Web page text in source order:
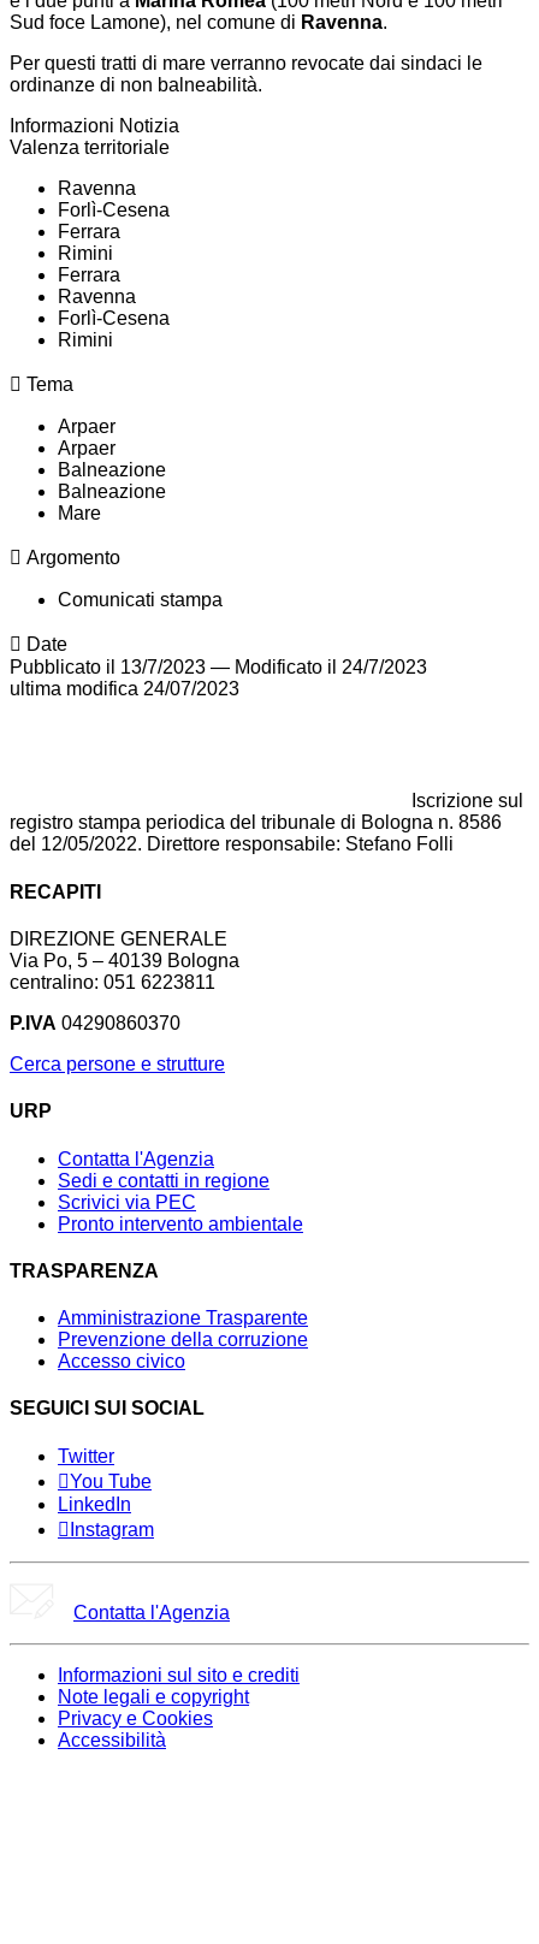
Sud foce Lamone), nel comune di Ravenna.
Per questi tratti di mare verranno revocate dai sindaci le
ordinanze di non balneabilità.
Informazioni Notizia
Valenza territoriale
Ravenna
Forlì-Cesena
Ferrara
Rimini
Ferrara
Ravenna
Forlì-Cesena
Rimini
Tema
Arpaer
Arpaer
Balneazione
Balneazione
Mare
Argomento
Comunicati stampa
Date
Pubblicato il 13/7/2023 — Modificato il 24/7/2023
ultima modifica 24/07/2023
Iscrizione sul
registro stampa periodica del tribunale di Bologna n. 8586
del 12/05/2022. Direttore responsabile: Stefano Folli
RECAPITI
DIREZIONE GENERALE
Via Po, 5 – 40139 Bologna
centralino: 051 6223811
P.IVA 04290860370
Cerca persone e strutture
URP
Contatta l'Agenzia
Sedi e contatti in regione
Scrivici via PEC
Pronto intervento ambientale
TRASPARENZA
Amministrazione Trasparente
Prevenzione della corruzione
Accesso civico
SEGUICI SUI SOCIAL
Twitter
You Tube
LinkedIn
Instagram
Contatta l'Agenzia
Informazioni sul sito e crediti
Note legali e copyright
Privacy e Cookies
Accessibilità